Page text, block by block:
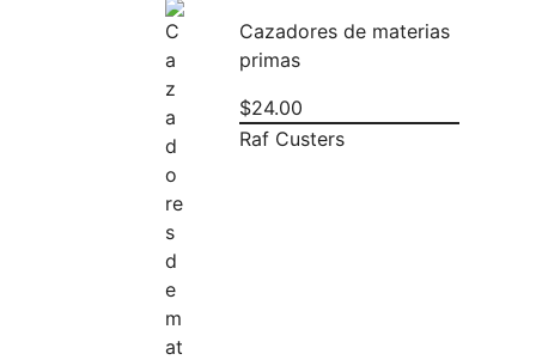
Cazadores de materias
primas
$24.00
Raf Custers